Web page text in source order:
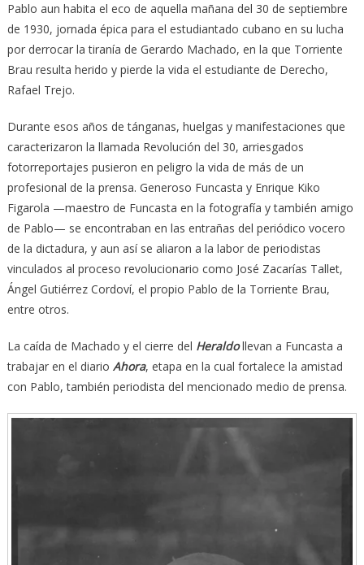
Pablo aun habita el eco de aquella mañana del 30 de septiembre
de 1930, jornada épica para el estudiantado cubano en su lucha
por derrocar la tiranía de Gerardo Machado, en la que Torriente
Brau resulta herido y pierde la vida el estudiante de Derecho,
Rafael Trejo.
Durante esos años de tánganas, huelgas y manifestaciones que
caracterizaron la llamada Revolución del 30, arriesgados
fotorreportajes pusieron en peligro la vida de más de un
profesional de la prensa. Generoso Funcasta y Enrique Kiko
Figarola —maestro de Funcasta en la fotografía y también amigo
de Pablo— se encontraban en las entrañas del periódico vocero
de la dictadura, y aun así se aliaron a la labor de periodistas
vinculados al proceso revolucionario como José Zacarías Tallet,
Ángel Gutiérrez Cordoví, el propio Pablo de la Torriente Brau,
entre otros.
La caída de Machado y el cierre del Heraldo llevan a Funcasta a
trabajar en el diario Ahora, etapa en la cual fortalece la amistad
con Pablo, también periodista del mencionado medio de prensa.